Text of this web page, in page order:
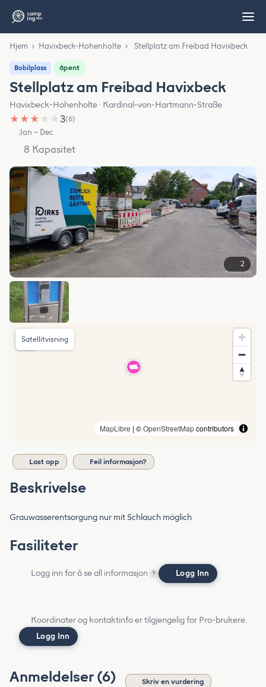
Hjem › Havixbeck-Hohenholte › Stellplatz am Freibad Havixbeck
Bobilplass åpent
Stellplatz am Freibad Havixbeck
Havixbeck-Hohenholte · Kardinal-von-Hartmann-Straße
★ ★ ★ ★ ★3(6)
Jan – Dec
8 Kapasitet
2
MapLibre | ©OpenStreetMapcontributors
Satellitvisning
Last opp Feil informasjon?
Beskrivelse
Grauwasserentsorgung nur mit Schlauch möglich
Fasiliteter
Logg inn for å se all informasjon ? Logg Inn
Koordinater og kontaktinfo er tilgjengelig for Pro-brukere.
Logg Inn
Anmeldelser (6) Skriv en vurdering